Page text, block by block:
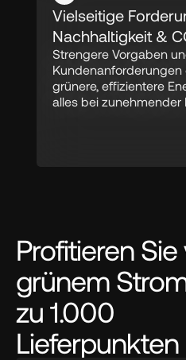
Vielseitige
Nachhaltigkeit &
Strengere Vorgaben
Kundenanforderungen
grünere, effizientere
alles bei zunehmender
Profitieren
grünem
zu 1.000
Lieferpunkten